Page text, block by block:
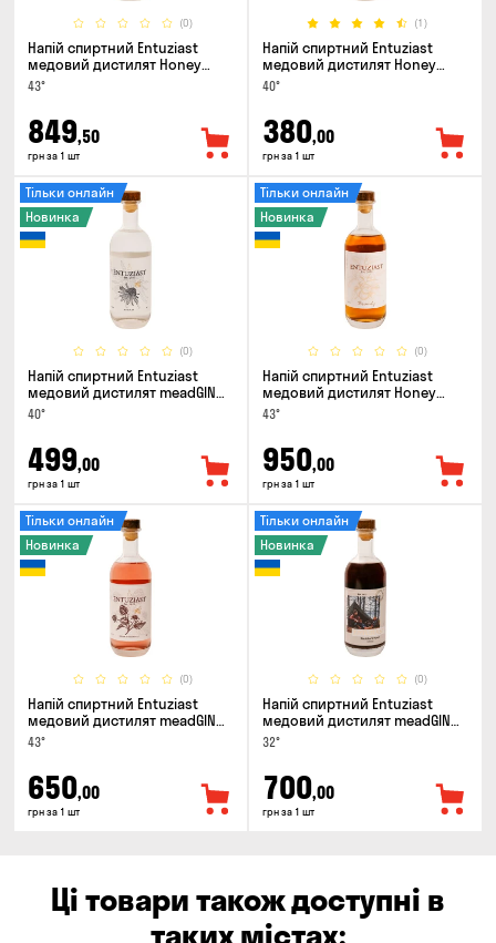
(0)
Напій спиртний Entuziast
медовий дистилят Honey
Spirit Aged 0.5л
43°
849,50
грн за 1 шт
(1)
Напій спиртний Entuziast
медовий дистилят Honey
Spirit Pure 0.5л
40°
380,00
грн за 1 шт
(0)
Тільки онлайн
Новинка
Напій спиртний Entuziast
медовий дистилят meadGIN
0.5л
40°
499,00
грн за 1 шт
(0)
Тільки онлайн
Новинка
Напій спиртний Entuziast
медовий дистилят Honey
Spirit Apple 0.5л
43°
950,00
грн за 1 шт
(0)
Тільки онлайн
Новинка
Напій спиртний Entuziast
медовий дистилят meadGIN
Raspberry 0.5л
43°
650,00
грн за 1 шт
(0)
Тільки онлайн
Новинка
Напій спиртний Entuziast
медовий дистилят meadGIN
Sloe 0.5л
32°
700,00
грн за 1 шт
Ці товари також доступні в
таких містах: